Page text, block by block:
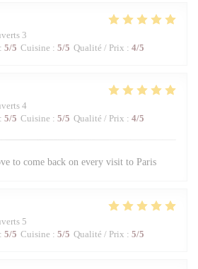
3
: 5/5 Cuisine : 5/5 Qualité / Prix : 4/5
4
: 5/5 Cuisine : 5/5 Qualité / Prix : 4/5
to come back on every visit to Paris
5
: 5/5 Cuisine : 5/5 Qualité / Prix : 5/5